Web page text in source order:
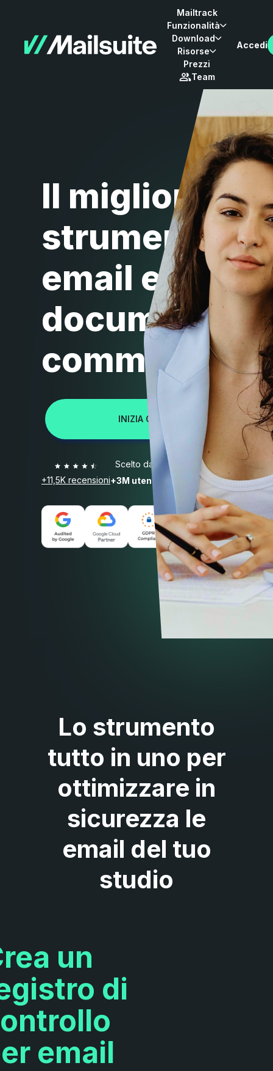
Mailtrack
Funzionalità
Download
Risorse
Prezzi
Team
Accedi
Il miglior
strumento di
email e
documenti
INIZIA OGGI GRATIS >>
+11,5K recensioni
Scelto da
+3M utenti
Lo strumento
tutto in uno per
ottimizzare in
sicurezza le
email del tuo
studio
un
di
email